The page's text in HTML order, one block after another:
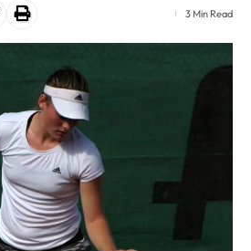
3 Min Read